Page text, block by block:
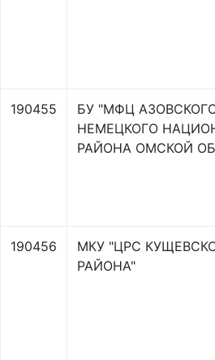
190455
БУ "МФЦ
НЕМЕЦКОГО
РАЙОНА ОМСКОЙ
190456
МКУ "ЦРС
РАЙОНА"